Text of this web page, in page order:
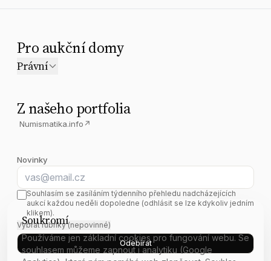
Soukromí
Používáme jen základní cookies pro fungování webu. Se
souhlasem můžeme zapnout i analytiku (Google
Pro aukční domy
Právní
Z našeho portfolia
Numismatika.info ↗
Novinky
E-mail
Souhlasím se zasíláním týdenního přehledu nadcházejících
aukcí každou neděli dopoledne (odhlásit se lze kdykoliv jedním
klikem).
Vybrat rubriky (nepovinné)
Odebírat